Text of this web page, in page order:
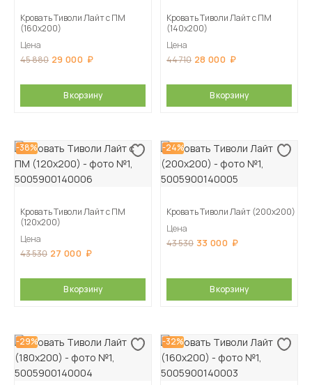
Кровать Тиволи Лайт с ПМ
(160х200)
Цена
45 880 29 000
В корзину
Кровать Тиволи Лайт с ПМ
(140х200)
Цена
44 710 28 000
В корзину
-38%
Кровать Тиволи Лайт с ПМ
(120х200)
Цена
43 530 27 000
В корзину
-24%
Кровать Тиволи Лайт (200х200)
Цена
43 530 33 000
В корзину
-29% -32%